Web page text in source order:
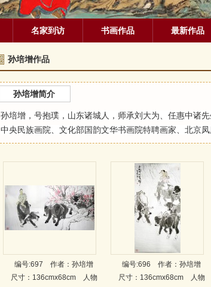
名家到访 书画作品 最新作品
孙培增作品
孙培增简介
孙培增，号抱璞，山东诸城人，师承刘大为、任惠中诸
中央民族画院、文化部国韵文华书画院特聘画家、北京
编号:697 作者：孙培增
尺寸：136cmx68cm 人物
编号:696 作者：孙培增
尺寸：136cmx68cm 人物